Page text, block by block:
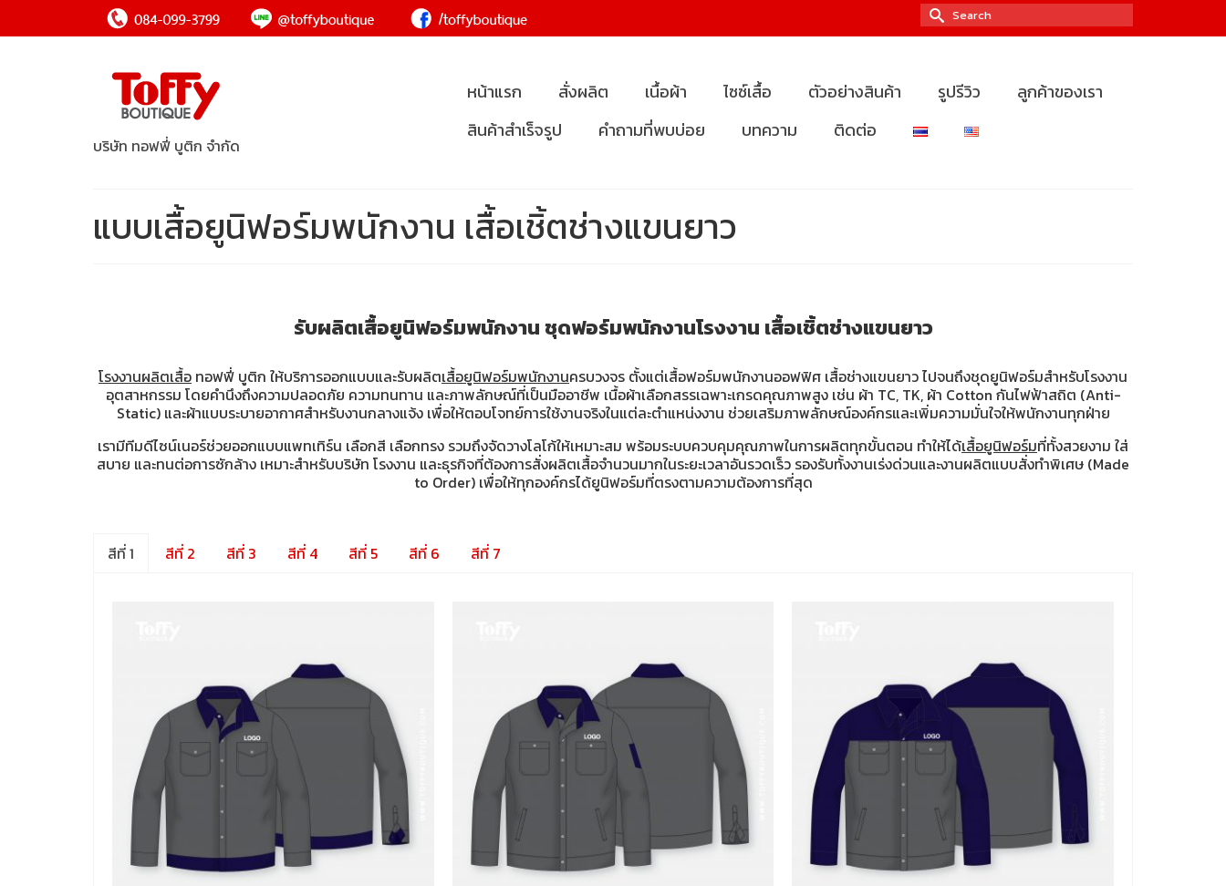
Search
for:
บริษัท ทอฟฟี่ บูติก จำกัด
หน้าแรก สั่งผลิต เนื้อผ้า ไซซ์เสื้อ ตัวอย่างสินค้า รูปรีวิว
ลูกค้าของเรา
สินค้าสำเร็จรูป
คำถามที่พบบ่อย บทความ ติดต่อ
แบบเสื้อยูนิฟอร์มพนักงาน เสื้อเชิ้ตช่างแขนยาว
รับผลิตเสื้อยูนิฟอร์มพนักงาน ชุดฟอร์มพนักงานโรงงาน เสื้อเชิ้ตช่างแขนยาว
โรงงานผลิตเสื้อ ทอฟฟี่ บูติก ให้บริการออกแบบและรับผลิตเสื้อยูนิฟอร์มพนักงานครบวงจร ตั้งแต่เสื้อฟอร์มพนักงานออฟฟิศ เสื้อช่างแขนยาว ไปจนถึงชุดยูนิฟอร์มสำหรับโรงงาน
อุตสาหกรรม โดยคำนึงถึงความปลอดภัย ความทนทาน และภาพลักษณ์ที่เป็นมืออาชีพ เนื้อผ้าเลือกสรรเฉพาะเกรดคุณภาพสูง เช่น ผ้า TC, TK, ผ้า Cotton กันไฟฟ้าสถิต (Anti-
Static) และผ้าแบบระบายอากาศสำหรับงานกลางแจ้ง เพื่อให้ตอบโจทย์การใช้งานจริงในแต่ละตำแหน่งงาน ช่วยเสริมภาพลักษณ์องค์กรและเพิ่มความมั่นใจให้พนักงานทุกฝ่าย
เรามีทีมดีไซน์เนอร์ช่วยออกแบบแพทเทิร์น เลือกสี เลือกทรง รวมถึงจัดวางโลโก้ให้เหมาะสม พร้อมระบบควบคุมคุณภาพในการผลิตทุกขั้นตอน ทำให้ได้เสื้อยูนิฟอร์มที่ทั้งสวยงาม ใส่
สบาย และทนต่อการซักล้าง เหมาะสำหรับบริษัท โรงงาน และธุรกิจที่ต้องการสั่งผลิตเสื้อจำนวนมากในระยะเวลาอันรวดเร็ว รองรับทั้งงานเร่งด่วนและงานผลิตแบบสั่งทำพิเศษ (Made
to Order) เพื่อให้ทุกองค์กรได้ยูนิฟอร์มที่ตรงตามความต้องการที่สุด
สีที่ 1 สีที่ 2 สีที่ 3 สีที่ 4 สีที่ 5 สีที่ 6 สีที่ 7